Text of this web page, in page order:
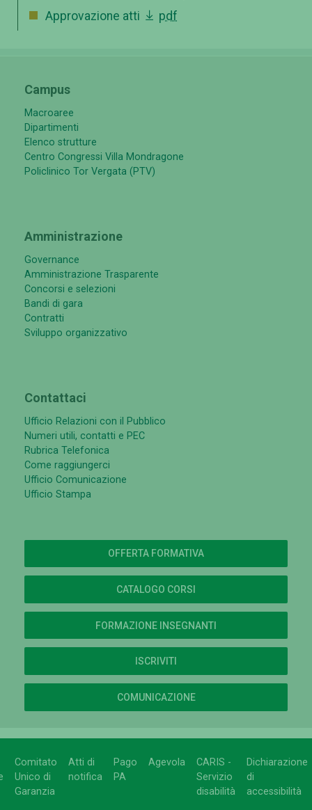
Approvazione atti
pdf
Campus
Macroaree
Dipartimenti
Elenco strutture
Centro Congressi Villa Mondragone
Policlinico Tor Vergata (PTV)
Amministrazione
Governance
Amministrazione Trasparente
Concorsi e selezioni
Bandi di gara
Contratti
Sviluppo organizzativo
Contattaci
Ufficio Relazioni con il Pubblico
Numeri utili, contatti e PEC
Rubrica Telefonica
Come raggiungerci
Ufficio Comunicazione
Ufficio Stampa
OFFERTA FORMATIVA
CATALOGO CORSI
FORMAZIONE INSEGNANTI
ISCRIVITI
COMUNICAZIONE
Comitato
Unico di
Garanzia
Atti di
notifica
Pago
PA
Agevola
CARIS -
Servizio
disabilità
Dichiarazione
di
accessibilità